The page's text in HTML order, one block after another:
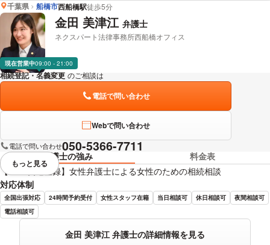
千葉県 船橋市西船橋駅徒歩5分
金田 美津江 弁護士
ネクスパート法律事務所西船橋オフィス
現在営業中09:00 - 21:00
相続登記・名義変更 のご相談は
電話で問い合わせ
Webで問い合わせ
電話で問い合わせ050-5366-7711
弁護士の強み
料金表
【LINE友達登録】女性弁護士による女性のための相続相談
対応体制
全国出張対応 24時間予約受付 女性スタッフ在籍 当日相談可 休日相談可
夜間相談可
電話相談可
金田 美津江 弁護士の詳細情報を見る
視覚的に省略されている要素を
もっと見る